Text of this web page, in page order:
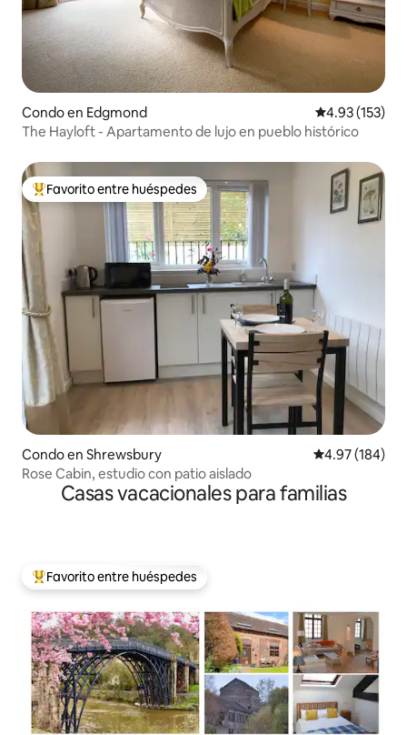
Condo en Edgmond Calificación
4.93 (153)
The Hayloft - Apartamento de lujo en pueblo histórico
Favorito entre huéspedes preferido
Favorito entre huéspedes
Condo en Shrewsbury Calificación
4.97 (184)
Rose Cabin, estudio con patio aislado
Casas vacacionales para familias
Favorito entre huéspedes preferido
Favorito entre huéspedes